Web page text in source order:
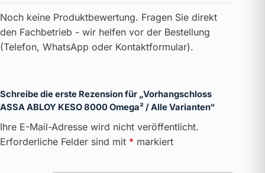
Noch keine Produktbewertung. Fragen Sie direkt
den Fachbetrieb - wir helfen vor der Bestellung
(Telefon, WhatsApp oder Kontaktformular).
Schreibe die erste Rezension für „Vorhangschloss
ASSA ABLOY KESO 8000 Omega² / Alle Varianten“
Ihre E-Mail-Adresse wird nicht veröffentlicht.
Erforderliche Felder sind mit * markiert